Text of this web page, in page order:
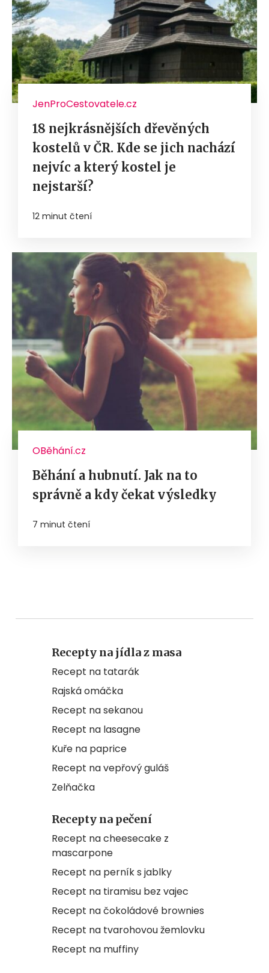
JenProCestovatele.cz
18 nejkrásnějších dřevěných
kostelů v ČR. Kde se jich nachází
nejvíc a který kostel je
nejstarší?
12 minut čtení
OBěhání.cz
Běhání a hubnutí. Jak na to
správně a kdy čekat výsledky
7 minut čtení
Recepty na jídla z masa
Recept na tatarák
Rajská omáčka
Recept na sekanou
Recept na lasagne
Kuře na paprice
Recept na vepřový guláš
Zelňačka
Recepty na pečení
Recept na cheesecake z
mascarpone
Recept na perník s jablky
Recept na tiramisu bez vajec
Recept na čokoládové brownies
Recept na tvarohovou žemlovku
Recept na muffiny